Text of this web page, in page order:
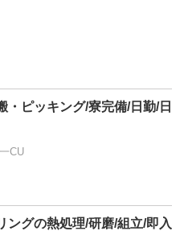
ピッキング/寮完備/日勤/日
CU
ングの熱処理/研磨/組立/即入